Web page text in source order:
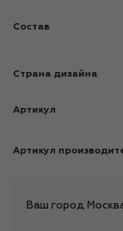
Состав
Страна дизайна
Артикул
Артикул
Ваш город